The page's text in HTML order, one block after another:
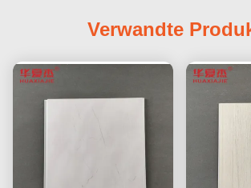
Verwandte